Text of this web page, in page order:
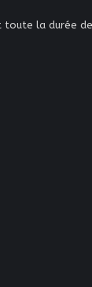
toute la durée